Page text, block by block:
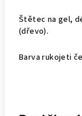
Štětec na gel,
(dřevo).
Barva rukojeti